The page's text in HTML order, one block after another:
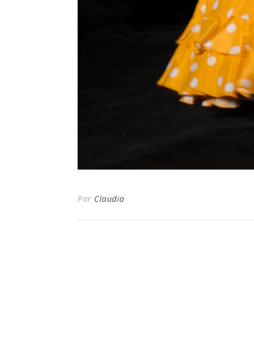
Por Claudia